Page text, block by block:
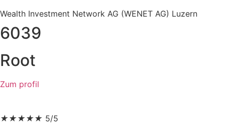
Wealth Investment Network AG (WENET AG) Luzern
6039
Root
Zum profil
★★★★★ 5/5